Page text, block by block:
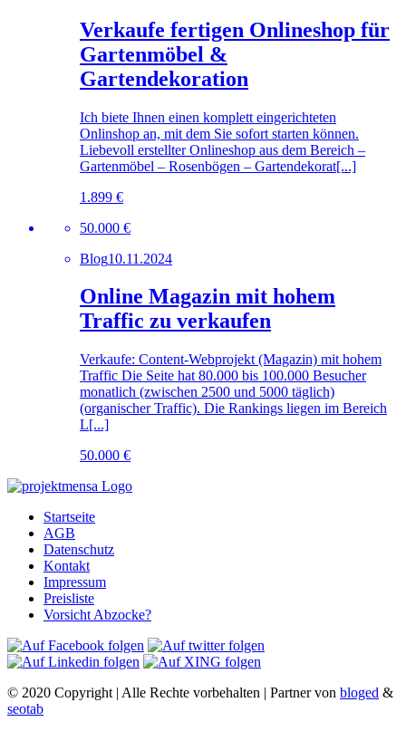
Verkaufe fertigen Onlineshop für
Gartenmöbel &
Gartendekoration
Ich biete Ihnen einen komplett eingerichteten
Onlinshop an, mit dem Sie sofort starten können.
Liebevoll erstellter Onlineshop aus dem Bereich –
Gartenmöbel – Rosenbögen – Gartendekorat[...]
1.899 €
50.000 €
Blog10.11.2024
Online Magazin mit hohem
Traffic zu verkaufen
Verkaufe: Content-Webprojekt (Magazin) mit hohem
Traffic Die Seite hat 80.000 bis 100.000 Besucher
monatlich (zwischen 2500 und 5000 täglich)
(organischer Traffic). Die Rankings liegen im Bereich
L[...]
50.000 €
Startseite
AGB
Datenschutz
Kontakt
Impressum
Preisliste
Vorsicht Abzocke?
© 2020 Copyright | Alle Rechte vorbehalten | Partner von bloged &
seotab